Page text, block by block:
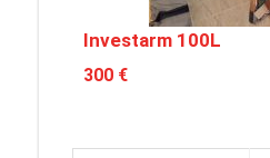
Investarm 100L
300 €